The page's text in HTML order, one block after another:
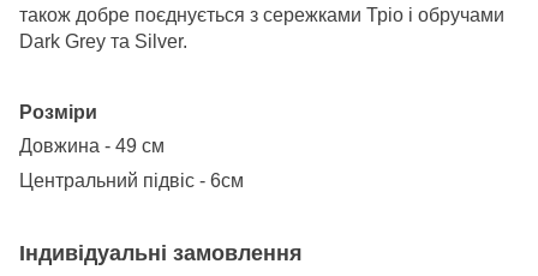
також добре поєднується з сережками Тріо і обручами
Dark Grey та Silver.
Розміри
Довжина - 49 см
Центральний підвіс - 6см
Індивідуальні замовлення